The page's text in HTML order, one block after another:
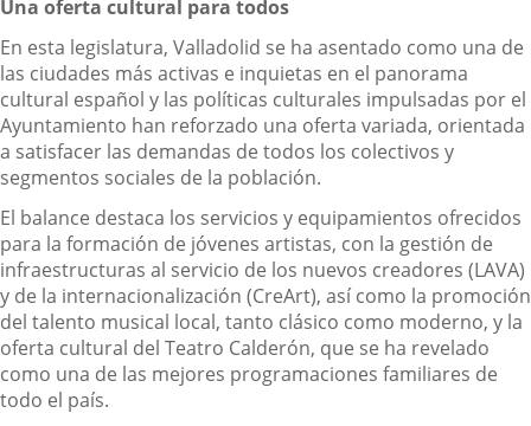
Una oferta cultural para todos
En esta legislatura, Valladolid se ha asentado como una de
las ciudades más activas e inquietas en el panorama
cultural español y las políticas culturales impulsadas por el
Ayuntamiento han reforzado una oferta variada, orientada
a satisfacer las demandas de todos los colectivos y
segmentos sociales de la población.
El balance destaca los servicios y equipamientos ofrecidos
para la formación de jóvenes artistas, con la gestión de
infraestructuras al servicio de los nuevos creadores (LAVA)
y de la internacionalización (CreArt), así como la promoción
del talento musical local, tanto clásico como moderno, y la
oferta cultural del Teatro Calderón, que se ha revelado
como una de las mejores programaciones familiares de
todo el país.